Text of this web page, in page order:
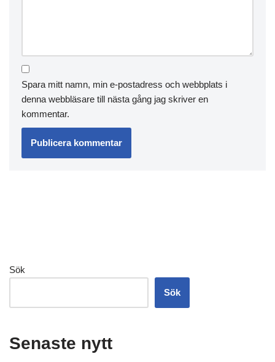
Spara mitt namn, min e-postadress och webbplats i
denna webbläsare till nästa gång jag skriver en
kommentar.
Sök
Sök
Senaste nytt